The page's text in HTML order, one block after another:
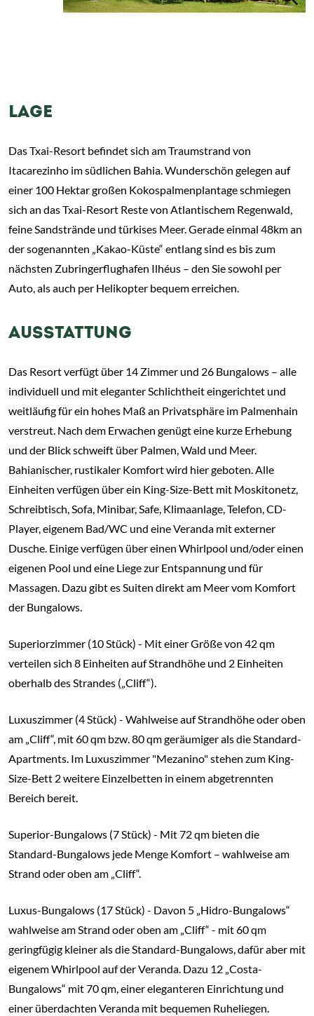
LAGE
Das Txai-Resort befindet sich am Traumstrand von
Itacarezinho im südlichen Bahia. Wunderschön gelegen auf
einer 100 Hektar großen Kokospalmenplantage schmiegen
sich an das Txai-Resort Reste von Atlantischem Regenwald,
feine Sandstrände und türkises Meer. Gerade einmal 48km an
der sogenannten „Kakao-Küste“ entlang sind es bis zum
nächsten Zubringerflughafen Ilhéus – den Sie sowohl per
Auto, als auch per Helikopter bequem erreichen.
AUSSTATTUNG
Das Resort verfügt über 14 Zimmer und 26 Bungalows – alle
individuell und mit eleganter Schlichtheit eingerichtet und
weitläufig für ein hohes Maß an Privatsphäre im Palmenhain
verstreut. Nach dem Erwachen genügt eine kurze Erhebung
und der Blick schweift über Palmen, Wald und Meer.
Bahianischer, rustikaler Komfort wird hier geboten. Alle
Einheiten verfügen über ein King-Size-Bett mit Moskitonetz,
Schreibtisch, Sofa, Minibar, Safe, Klimaanlage, Telefon, CD-
Player, eigenem Bad/WC und eine Veranda mit externer
Dusche. Einige verfügen über einen Whirlpool und/oder einen
eigenen Pool und eine Liege zur Entspannung und für
Massagen. Dazu gibt es Suiten direkt am Meer vom Komfort
der Bungalows.
Superiorzimmer (10 Stück) - Mit einer Größe von 42 qm
verteilen sich 8 Einheiten auf Strandhöhe und 2 Einheiten
oberhalb des Strandes („Cliff“).
Luxuszimmer (4 Stück) - Wahlweise auf Strandhöhe oder oben
am „Cliff“, mit 60 qm bzw. 80 qm geräumiger als die Standard-
Apartments. Im Luxuszimmer "Mezanino" stehen zum King-
Size-Bett 2 weitere Einzelbetten in einem abgetrennten
Bereich bereit.
Superior-Bungalows (7 Stück) - Mit 72 qm bieten die
Standard-Bungalows jede Menge Komfort – wahlweise am
Strand oder oben am „Cliff“.
Luxus-Bungalows (17 Stück) - Davon 5 „Hidro-Bungalows“
wahlweise am Strand oder oben am „Cliff“ - mit 60 qm
geringfügig kleiner als die Standard-Bungalows, dafür aber mit
eigenem Whirlpool auf der Veranda. Dazu 12 „Costa-
Bungalows“ mit 70 qm, einer eleganteren Einrichtung und
einer überdachten Veranda mit bequemen Ruheliegen.